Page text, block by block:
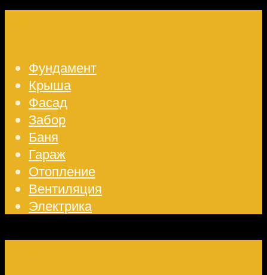
Фундамент
Крыша
Фасад
Забор
Баня
Гараж
Отопление
Вентиляция
Электрика